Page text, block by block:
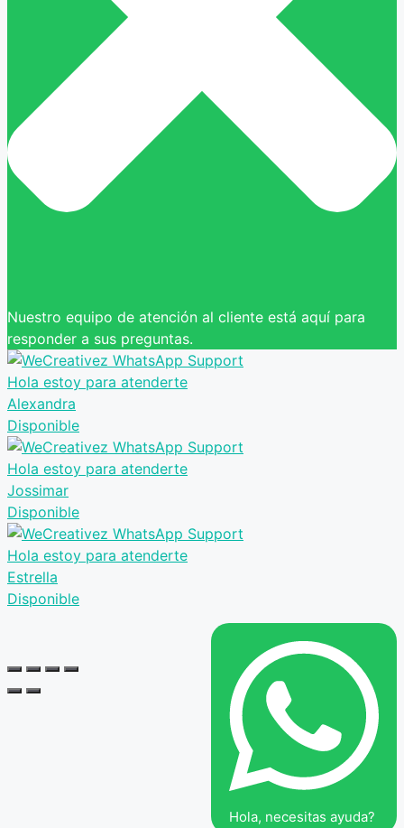
Nuestro equipo de atención al cliente está aquí para
responder a sus preguntas.
Hola estoy para atenderte
Alexandra
Disponible
Hola estoy para atenderte
Jossimar
Disponible
Hola estoy para atenderte
Estrella
Disponible
Hola, necesitas ayuda?